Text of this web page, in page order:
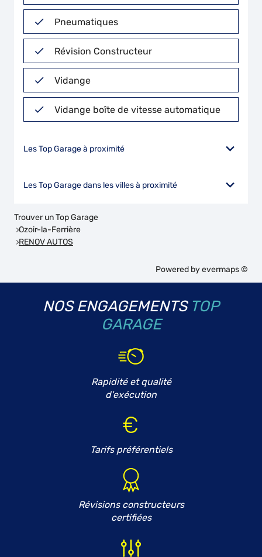
Pneumatiques
Révision Constructeur
Vidange
Vidange boîte de vitesse automatique
Les Top Garage à proximité
Les Top Garage dans les villes à proximité
Trouver un Top Garage
Ozoir-la-Ferrière
RENOV AUTOS
Powered byevermaps ©
NOS ENGAGEMENTS TOP
GARAGE
Rapidité et qualité
d'exécution
Tarifs préférentiels
Révisions constructeurs
certifiées